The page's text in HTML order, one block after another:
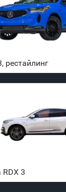
рестайлинг
RDX 3